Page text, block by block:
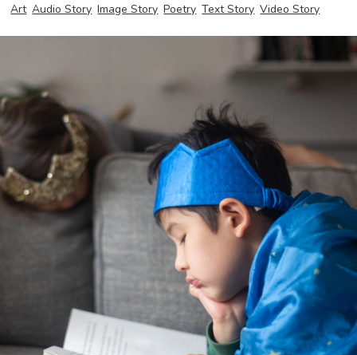
Art Audio Story Image Story Poetry Text Story Video Story